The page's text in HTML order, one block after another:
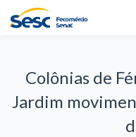
Colônias de
Jardim